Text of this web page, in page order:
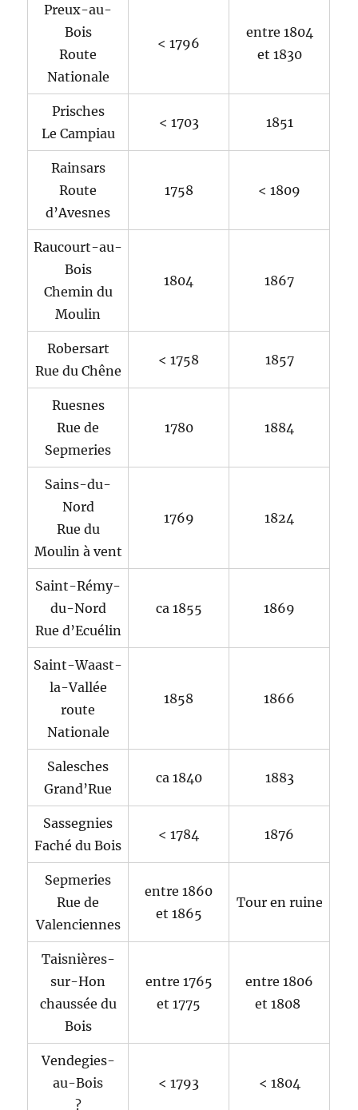
Preux-au-
Bois
Route
Nationale
< 1796
entre 1804
et 1830
Prisches
Le Campiau
< 1703 1851
Rainsars
Route
d’Avesnes
1758 < 1809
Raucourt-au-
Bois
Chemin du
Moulin
1804 1867
Robersart
Rue du Chêne
< 1758 1857
Ruesnes
Rue de
Sepmeries
1780 1884
Sains-du-
Nord
Rue du
Moulin à vent
1769 1824
Saint-Rémy-
du-Nord
Rue d’Ecuélin
ca 1855 1869
Saint-Waast-
la-Vallée
route
Nationale
1858 1866
Salesches
Grand’Rue
ca 1840 1883
Sassegnies
Faché du Bois
< 1784 1876
Sepmeries
Rue de
Valenciennes
entre 1860
et 1865
Tour en ruine
Taisnières-
sur-Hon
chaussée du
Bois
entre 1765
et 1775
entre 1806
et 1808
Vendegies-
au-Bois
?
< 1793 < 1804